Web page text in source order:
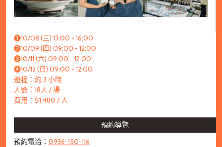
➊10/08 (三) 13:00 - 16:00
➋10/09 (四) 09:00 - 12:00
➌10/11 (六) 09:00 - 12:00
➍10/12 (日) 09:00 - 12:00
遊程：約 3 小時
人數：18人 / 場
費用：$1,480 / 人
預約導覽
預約電洽： 0936-150-116